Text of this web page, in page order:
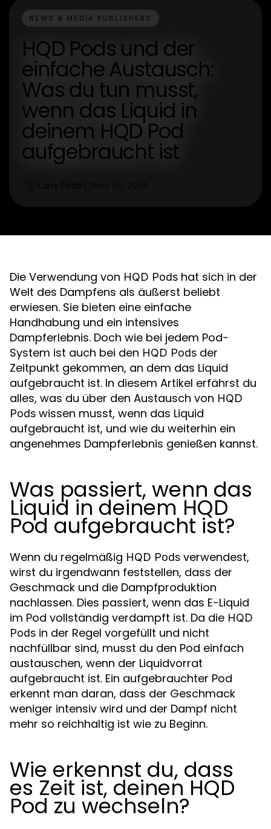
NEWS & MEDIA PUBLISHERS
HQD Pods und der
einfache Austausch:
Was du tun musst,
wenn das Liquid in
deinem HQD Pod
aufgebraucht ist
Die Verwendung von HQD Pods hat sich in der
Welt des Dampfens als äußerst beliebt
erwiesen. Sie bieten eine einfache
Handhabung und ein intensives
Dampferlebnis. Doch wie bei jedem Pod-
System ist auch bei den HQD Pods der
Zeitpunkt gekommen, an dem das Liquid
aufgebraucht ist. In diesem Artikel erfährst du
alles, was du über den Austausch von HQD
Pods wissen musst, wenn das Liquid
aufgebraucht ist, und wie du weiterhin ein
angenehmes Dampferlebnis genießen kannst.
Was passiert, wenn das
Liquid in deinem HQD
Pod aufgebraucht ist?
Wenn du regelmäßig HQD Pods verwendest,
wirst du irgendwann feststellen, dass der
Geschmack und die Dampfproduktion
nachlassen. Dies passiert, wenn das E-Liquid
im Pod vollständig verdampft ist. Da die HQD
Pods in der Regel vorgefüllt und nicht
nachfüllbar sind, musst du den Pod einfach
austauschen, wenn der Liquidvorrat
aufgebraucht ist. Ein aufgebrauchter Pod
erkennt man daran, dass der Geschmack
weniger intensiv wird und der Dampf nicht
mehr so reichhaltig ist wie zu Beginn.
Wie erkennst du, dass
es Zeit ist, deinen HQD
Pod zu wechseln?